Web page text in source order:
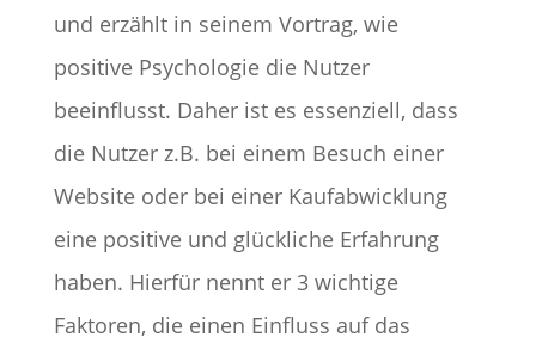
und erzählt in seinem Vortrag, wie
positive Psychologie die Nutzer
beeinflusst. Daher ist es essenziell, dass
die Nutzer z.B. bei einem Besuch einer
Website oder bei einer Kaufabwicklung
eine positive und glückliche Erfahrung
haben. Hierfür nennt er 3 wichtige
Faktoren, die einen Einfluss auf das